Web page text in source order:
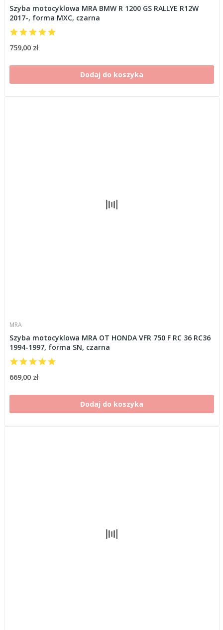
Szyba motocyklowa MRA BMW R 1200 GS RALLYE R12W
2017-, forma MXC, czarna
759,00 zł
Dodaj do koszyka
MRA
Szyba motocyklowa MRA OT HONDA VFR 750 F RC 36 RC36
1994-1997, forma SN, czarna
669,00 zł
Dodaj do koszyka